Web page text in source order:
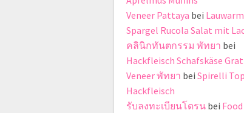
Veneer Pattaya bei
Spargel Rucola Salat mit
คลินิกทันตกรรม พัทยา bei
Hackfleisch Schafskäse
Veneer พัทยา bei Spirelli
Hackfleisch
รับลงทะเบียนโดรน bei